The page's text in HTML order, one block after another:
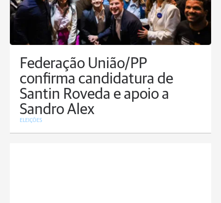
Federação União/PP
confirma candidatura de
Santin Roveda e apoio a
Sandro Alex
ELEIÇÕES